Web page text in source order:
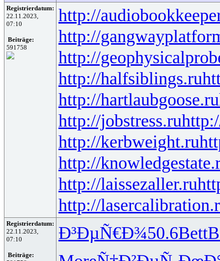
Registrierdatum:
22.11.2023,
07:10
Beiträge:
591758
http://
http://
http://
http://halfsiblings.ru
http://hartlaubgoose.ru
http://jobstress.ru
http://kerbweight.ru
http://
http://laissezaller.ru
http://
Registrierdatum:
22.11.2023,
07:10
Beiträge:
Ð³ÐµÑ€Ð¾50.6Bett